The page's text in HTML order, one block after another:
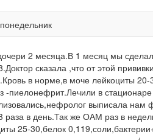
2 месяца.В 1 месяц мы
сказала ,что от этой
в норме,в моче лейкоциты
-пиелонефрит.Лечили в
выписала нам
раза в день.Так же ОАМ раз в
25-30,белок